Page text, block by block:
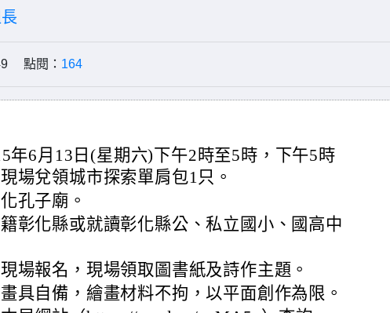
點閱： 164
年6月13日(星期六)下午2時至5時，下午5時
場兌領城市探索單肩包1只。
孔子廟。
彰化縣或就讀彰化縣公、私立國小、國高中
場報名，現場領取圖書紙及詩作主題。
具自備，繪畫材料不拘，以平面創作為限。